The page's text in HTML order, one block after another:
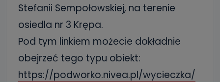
Stefanii Sempołowskiej, na terenie
osiedla nr 3 Krępa.
Pod tym linkiem możecie dokładnie
obejrzeć tego typu obiekt:
https://podworko.nivea.pl/wycieczka/